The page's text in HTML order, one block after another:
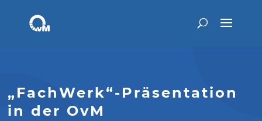
„FachWerk“-Präsentation
in der OvM